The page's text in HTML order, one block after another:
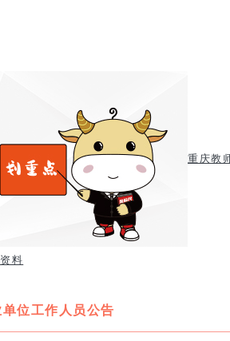
重庆教
料
位工作人员公告